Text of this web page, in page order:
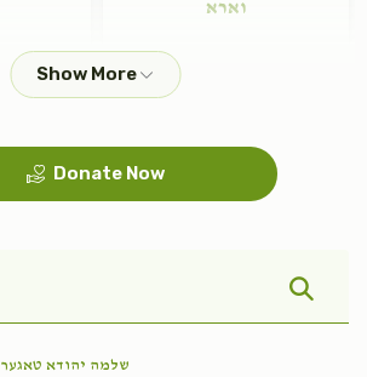
וארא
Donate Now
שלמה יהודא טאגער